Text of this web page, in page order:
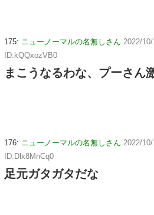
175: ニューノーマルの名無しさん 2022/
ID:kQQxozVB0
まこうなるわな、プーさん
176: ニューノーマルの名無しさん 2022/
ID:Dlx8MnCq0
足元ガタガタだな